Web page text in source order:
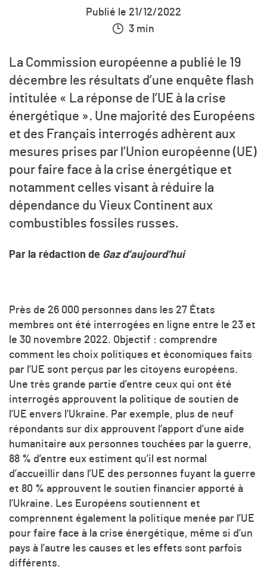
Publié le 21/12/2022
3 min
La Commission européenne a publié le 19
décembre les résultats d’une enquête flash
intitulée « La réponse de l’UE à la crise
énergétique ». Une majorité des Européens
et des Français interrogés adhèrent aux
mesures prises par l’Union européenne (UE)
pour faire face à la crise énergétique et
notamment celles visant à réduire la
dépendance du Vieux Continent aux
combustibles fossiles russes.
Par la rédaction de Gaz d’aujourd’hui
Près de 26 000 personnes dans les 27 États
membres ont été interrogées en ligne entre le 23 et
le 30 novembre 2022. Objectif : comprendre
comment les choix politiques et économiques faits
par l’UE sont perçus par les citoyens européens.
Une très grande partie d’entre ceux qui ont été
interrogés approuvent la politique de soutien de
l’UE envers l’Ukraine. Par exemple, plus de neuf
répondants sur dix approuvent l’apport d’une aide
humanitaire aux personnes touchées par la guerre,
88 % d’entre eux estiment qu’il est normal
d’accueillir dans l’UE des personnes fuyant la guerre
et 80 % approuvent le soutien financier apporté à
l’Ukraine. Les Européens soutiennent et
comprennent également la politique menée par l’UE
pour faire face à la crise énergétique, même si d’un
pays à l’autre les causes et les effets sont parfois
différents.